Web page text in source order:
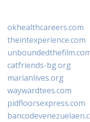
okhealthcareers.com
theintexperience.com
catfriends-bg.org
marianlives.org
waywardtees.com
pidfloorsexpress.com